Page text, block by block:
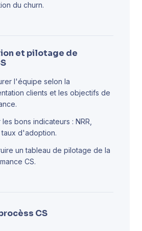
du churn.
et pilotage de
l'équipe selon la
clients et les objectifs de
bons indicateurs : NRR,
taux d'adoption.
un tableau de pilotage de la
CS.
CS